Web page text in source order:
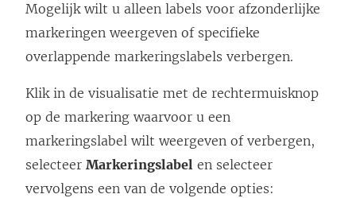
Mogelijk wilt u alleen labels voor afzonderlijke
markeringen weergeven of specifieke
overlappende markeringslabels verbergen.
Klik in de visualisatie met de rechtermuisknop
op de markering waarvoor u een
markeringslabel wilt weergeven of verbergen,
selecteer Markeringslabel en selecteer
vervolgens een van de volgende opties: